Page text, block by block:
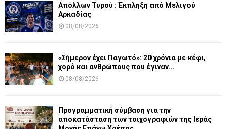
Απόλλων Τυρού : Έκπληξη από Μελιγού
Αρκαδίας
08/08/2026
«Σήμερον έχει Παγωτό»: 20 χρόνια με κέφι,
χορό και ανθρώπους που έγιναν...
08/08/2026
Προγραμματική σύμβαση για την
αποκατάσταση των τοιχογραφιών της Ιεράς